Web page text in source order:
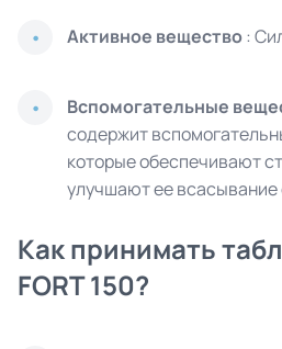
Активное вещество:
Вспомогательные
содержит
которые обеспечивают
улучшают ее всасывание
Как принимать
FORT 150?